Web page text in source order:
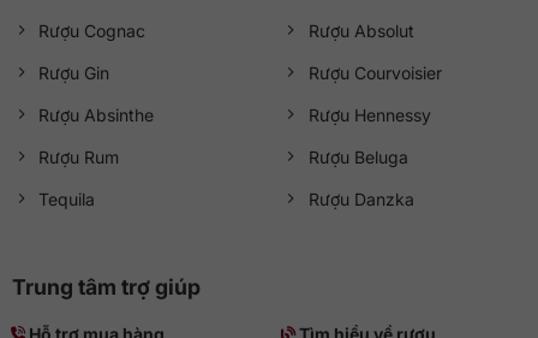
Rượu Cognac
Rượu Gin
Rượu Absinthe
Rượu Rum
Tequila
Rượu Absolut
Rượu Courvoisier
Rượu Hennessy
Rượu Beluga
Rượu Danzka
Trung tâm trợ giúp
Hỗ trợ mua hàng
Tìm hiểu về rượu